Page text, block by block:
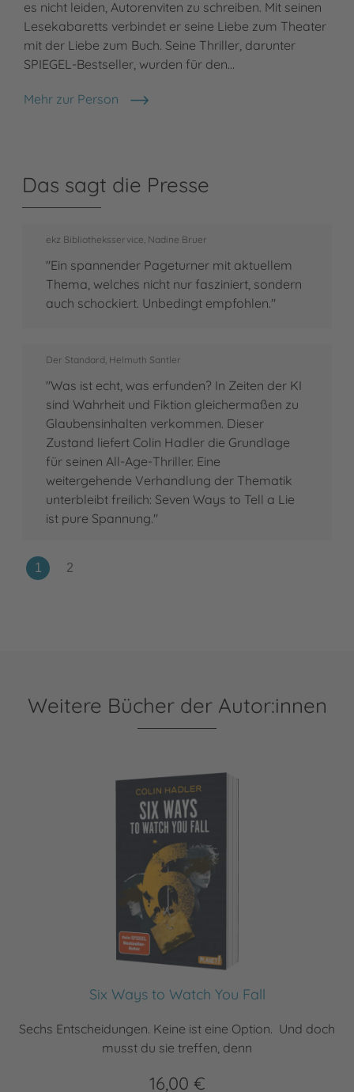
es nicht leiden, Autorenviten zu schreiben. Mit seinen
Lesekabaretts verbindet er seine Liebe zum Theater
mit der Liebe zum Buch. Seine Thriller, darunter
SPIEGEL-Bestseller, wurden für den…
Mehr zur Person
Colin Hadler
Das sagt die Presse
ekz Bibliotheksservice, Nadine Bruer
"Ein spannender Pageturner mit aktuellem
Thema, welches nicht nur fasziniert, sondern
auch schockiert. Unbedingt empfohlen."
Der Standard, Helmuth Santler
"Was ist echt, was erfunden? In Zeiten der KI
sind Wahrheit und Fiktion gleichermaßen zu
Glaubensinhalten verkommen. Dieser
Zustand liefert Colin Hadler die Grundlage
für seinen All-Age-Thriller. Eine
weitergehende Verhandlung der Thematik
unterbleibt freilich: Seven Ways to Tell a Lie
ist pure Spannung."
Weitere Bücher der Autor:innen
Six Ways to Watch You Fall
Sechs Entscheidungen. Keine ist eine Option. Und doch
musst du sie treffen, denn
16,00 €